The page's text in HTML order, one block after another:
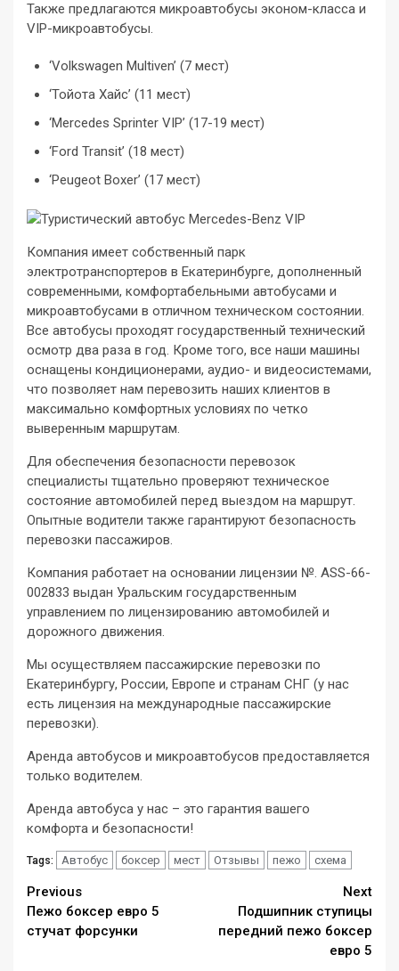
Также предлагаются микроавтобусы эконом-класса и
VIP-микроавтобусы.
‘Volkswagen Multiven’ (7 мест)
‘Тойота Хайс’ (11 мест)
‘Mercedes Sprinter VIP’ (17-19 мест)
‘Ford Transit’ (18 мест)
‘Peugeot Boxer’ (17 мест)
Компания имеет собственный парк
электротранспортеров в Екатеринбурге, дополненный
современными, комфортабельными автобусами и
микроавтобусами в отличном техническом состоянии.
Все автобусы проходят государственный технический
осмотр два раза в год. Кроме того, все наши машины
оснащены кондиционерами, аудио- и видеосистемами,
что позволяет нам перевозить наших клиентов в
максимально комфортных условиях по четко
выверенным маршрутам.
Для обеспечения безопасности перевозок
специалисты тщательно проверяют техническое
состояние автомобилей перед выездом на маршрут.
Опытные водители также гарантируют безопасность
перевозки пассажиров.
Компания работает на основании лицензии №. ASS-66-
002833 выдан Уральским государственным
управлением по лицензированию автомобилей и
дорожного движения.
Мы осуществляем пассажирские перевозки по
Екатеринбургу, России, Европе и странам СНГ (у нас
есть лицензия на международные пассажирские
перевозки).
Аренда автобусов и микроавтобусов предоставляется
только водителем.
Аренда автобуса у нас – это гарантия вашего
комфорта и безопасности!
Tags: Автобус боксер мест Отзывы пежо схема
Continue
Reading
Previous
Пежо боксер евро 5
стучат форсунки
Next
Подшипник ступицы
передний пежо боксер
евро 5